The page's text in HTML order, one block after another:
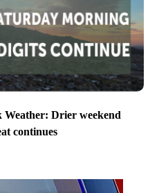
Drier weekend
continues